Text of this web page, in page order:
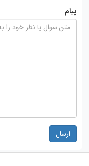
پیام
ارسال